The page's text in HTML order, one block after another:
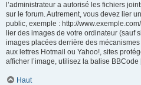
l’administrateur a autorisé les fichiers
sur le forum. Autrement, vous devez lier
public, exemple : http://
lier des images de votre ordinateur (sauf
images placées derrière des
aux lettres Hotmail ou Yahoo!, sites
afficher l’image, utilisez la balise BBCode
Haut